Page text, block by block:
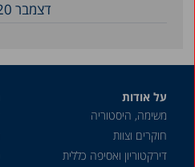
דצמבר 2020
על אודות
משימה, היסטוריה
חוקרים וצוות
דירקטוריון ואסיפה כללית